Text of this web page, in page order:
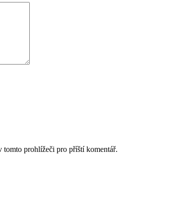
tomto prohlížeči pro příští komentář.